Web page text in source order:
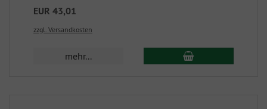
EUR 43,01
zzgl. Versandkosten
mehr...